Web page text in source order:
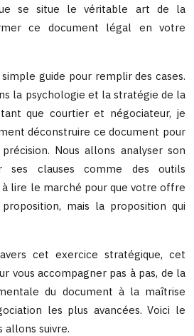
se situe le véritable art de la
ce document légal en votre
guide pour remplir des cases.
la psychologie et la stratégie de la
tant que courtier et négociateur, je
déconstruire ce document pour
Nous allons analyser son
ses clauses comme des outils
lire le marché pour que votre offre
mais la proposition qui
cet exercice stratégique, cet
vous accompagner pas à pas, de la
du document à la maîtrise
les plus avancées. Voici le
allons suivre.